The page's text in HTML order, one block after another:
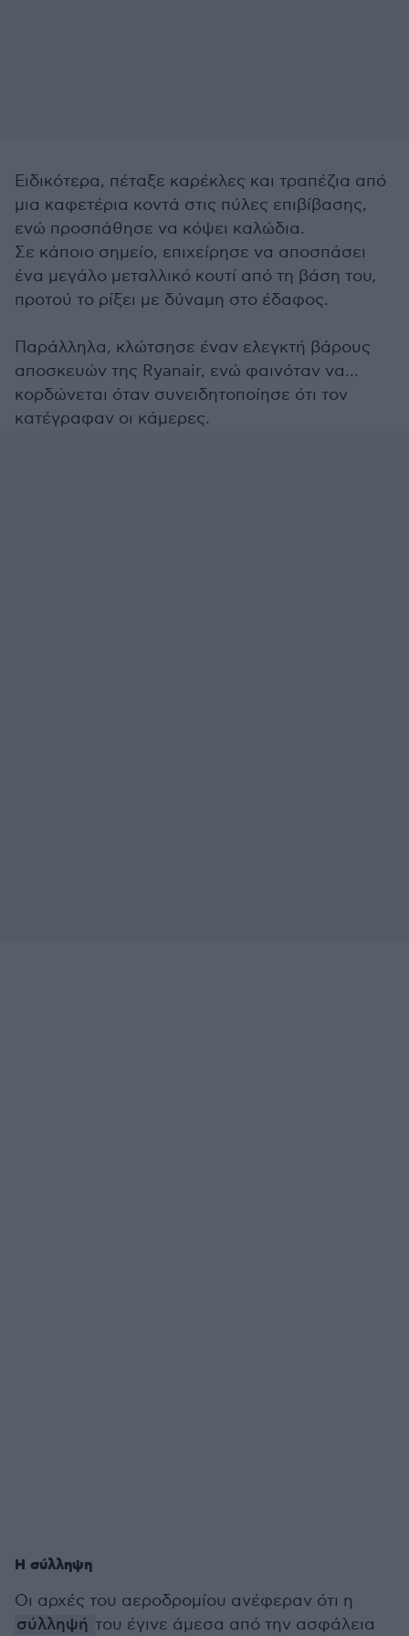
Ειδικότερα, πέταξε καρέκλες και τραπέζια από
μια καφετέρια κοντά στις πύλες επιβίβασης,
ενώ προσπάθησε να κόψει καλώδια.
Σε κάποιο σημείο, επιχείρησε να αποσπάσει
ένα μεγάλο μεταλλικό κουτί από τη βάση του,
προτού το ρίξει με δύναμη στο έδαφος.
Παράλληλα, κλώτσησε έναν ελεγκτή βάρους
αποσκευών της Ryanair, ενώ φαινόταν να…
κορδώνεται όταν συνειδητοποίησε ότι τον
κατέγραφαν οι κάμερες.
Η σύλληψη
Οι αρχές του αεροδρομίου ανέφεραν ότι η
σύλληψή του έγινε άμεσα από την ασφάλεια